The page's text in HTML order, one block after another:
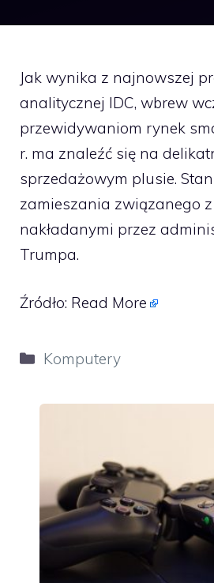
Jak wynika z najnowszej
analitycznej IDC, wbrew
przewidywaniom rynek
r. ma znaleźć się na
sprzedażowym plusie.
zamieszania związanego z
nakładanymi przez
Trumpa.
Źródło: Read More
Kategorie
Komputery